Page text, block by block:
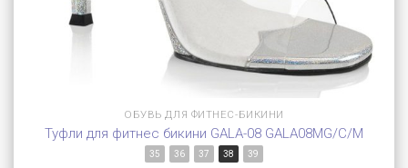
ОБУВЬ ДЛЯ ФИТНЕС-БИКИНИ
Туфли для фитнес бикини GALA-08 GALA08MG/C/M
35 36 37 38 39